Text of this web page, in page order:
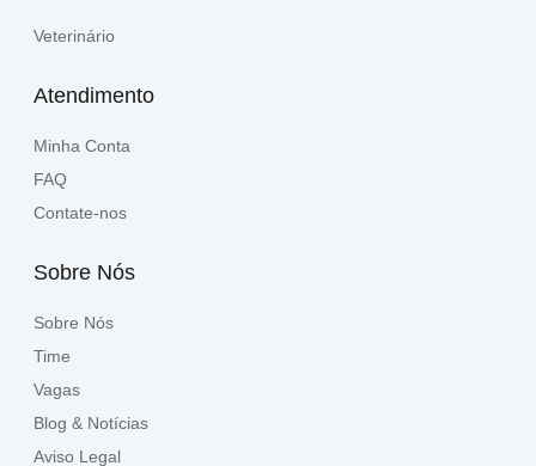
Veterinário
Atendimento
Minha Conta
FAQ
Contate-nos
Sobre Nós
Sobre Nós
Time
Vagas
Blog & Notícias
Aviso Legal